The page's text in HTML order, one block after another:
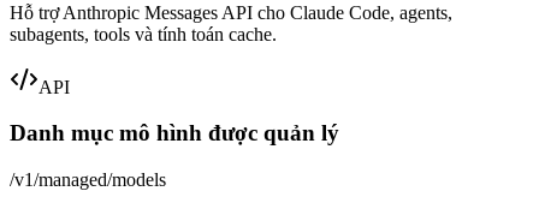
Hỗ trợ Anthropic Messages API cho Claude Code, agents,
subagents, tools và tính toán cache.
API
Danh mục mô hình được quản lý
/v1/managed/models